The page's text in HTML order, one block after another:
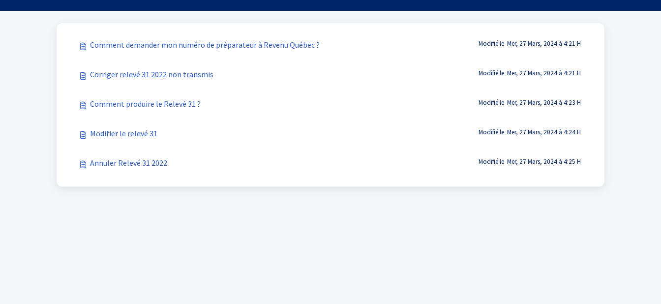
Comment demander mon numéro de préparateur à Revenu Québec ? Modifié le Mer, 27 Mars, 2024 à 4:21 H
Corriger relevé 31 2022 non transmis Modifié le Mer, 27 Mars, 2024 à 4:21 H
Comment produire le Relevé 31 ? Modifié le Mer, 27 Mars, 2024 à 4:23 H
Modifier le relevé 31 Modifié le Mer, 27 Mars, 2024 à 4:24 H
Annuler Relevé 31 2022 Modifié le Mer, 27 Mars, 2024 à 4:25 H